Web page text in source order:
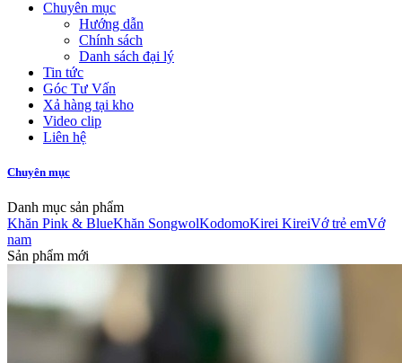
Chuyên mục
Hướng dẫn
Chính sách
Danh sách đại lý
Tin tức
Góc Tư Vấn
Xả hàng tại kho
Video clip
Liên hệ
Chuyên mục
Danh mục sản phẩm
Khăn Pink & BlueKhăn SongwolKodomoKirei KireiVớ trẻ emVớ
nam
Sản phẩm mới